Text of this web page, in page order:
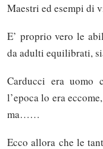
Maestri ed esempi di
E’ proprio vero le
da adulti equilibrati,
Carducci era uomo
l’epoca lo era
ma……
Ecco allora che le